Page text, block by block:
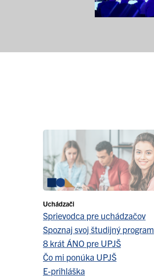
Uchádzači
Sprievodca pre uchádzačov
Spoznaj svoj študijný program
8 krát ÁNO pre UPJŠ
Čo mi ponúka UPJŠ
E-prihláška